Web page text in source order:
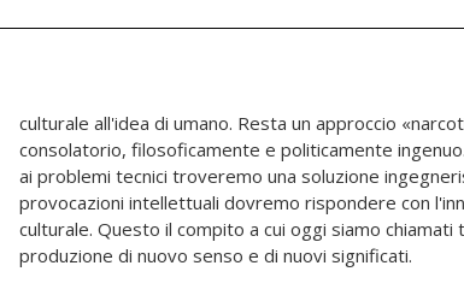
produzione di nuovo senso e di nuovi significati.